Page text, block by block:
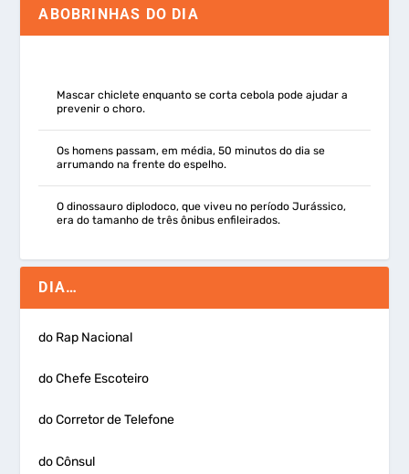
ABOBRINHAS DO DIA
Mascar chiclete enquanto se corta cebola pode ajudar a
prevenir o choro.
Os homens passam, em média, 50 minutos do dia se
arrumando na frente do espelho.
O dinossauro diplodoco, que viveu no período Jurássico,
era do tamanho de três ônibus enfileirados.
DIA…
do Rap Nacional
do Chefe Escoteiro
do Corretor de Telefone
do Cônsul